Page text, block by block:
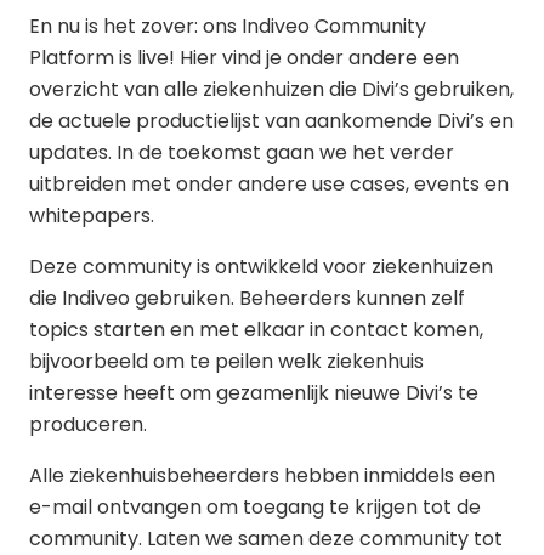
En nu is het zover: ons Indiveo Community
Platform is live! Hier vind je onder andere een
overzicht van alle ziekenhuizen die Divi’s gebruiken,
de actuele productielijst van aankomende Divi’s en
updates. In de toekomst gaan we het verder
uitbreiden met onder andere use cases, events en
whitepapers.
Deze community is ontwikkeld voor ziekenhuizen
die Indiveo gebruiken. Beheerders kunnen zelf
topics starten en met elkaar in contact komen,
bijvoorbeeld om te peilen welk ziekenhuis
interesse heeft om gezamenlijk nieuwe Divi’s te
produceren.
Alle ziekenhuisbeheerders hebben inmiddels een
e-mail ontvangen om toegang te krijgen tot de
community. Laten we samen deze community tot